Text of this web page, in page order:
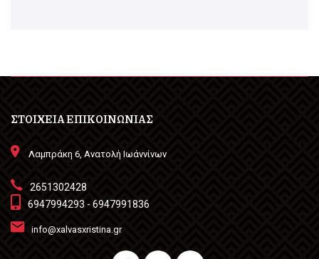
ΣΤΟΙΧΕΙΑ ΕΠΙΚΟΙΝΩΝΙΑΣ
Λαμπράκη 6, Ανατολή Ιωάννίνων
2651302428
6947994293 - 6947991836
info@xalvasxristina.gr